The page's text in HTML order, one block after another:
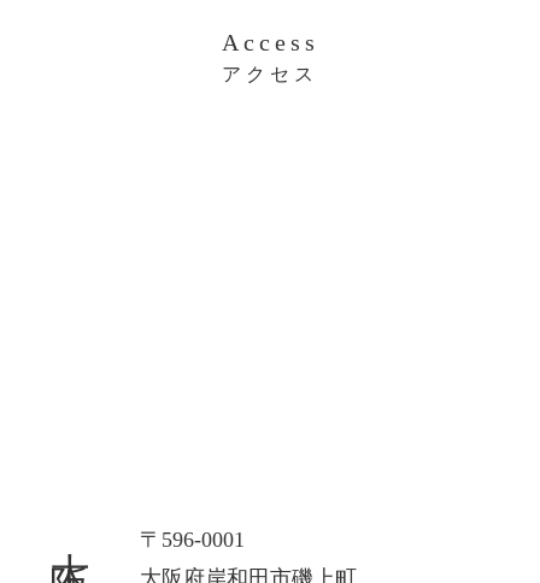
Access
アクセス
大阪本社
〒596-0001
大阪府岸和田市磯上町